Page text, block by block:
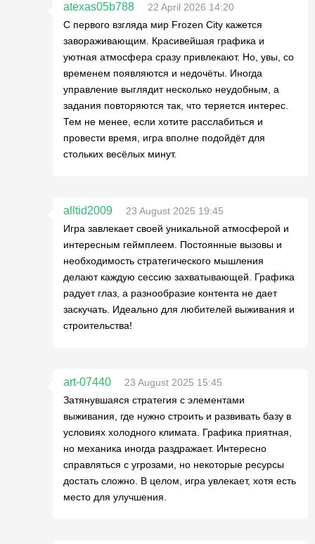
atexas05b788
22 April 2026 14:20
С первого взгляда мир Frozen City кажется
завораживающим. Красивейшая графика и
уютная атмосфера сразу привлекают. Но, увы, со
временем появляются и недочёты. Иногда
управление выглядит несколько неудобным, а
задания повторяются так, что теряется интерес.
Тем не менее, если хотите расслабиться и
провести время, игра вполне подойдёт для
стольких весёлых минут.
alltid2009
23 August 2025 19:45
Игра завлекает своей уникальной атмосферой и
интересным геймплеем. Постоянные вызовы и
необходимость стратегического мышления
делают каждую сессию захватывающей. Графика
радует глаз, а разнообразие контента не дает
заскучать. Идеально для любителей выживания и
строительства!
art-07440
23 August 2025 15:45
Затянувшаяся стратегия с элементами
выживания, где нужно строить и развивать базу в
условиях холодного климата. Графика приятная,
но механика иногда раздражает. Интересно
справляться с угрозами, но некоторые ресурсы
достать сложно. В целом, игра увлекает, хотя есть
место для улучшения.